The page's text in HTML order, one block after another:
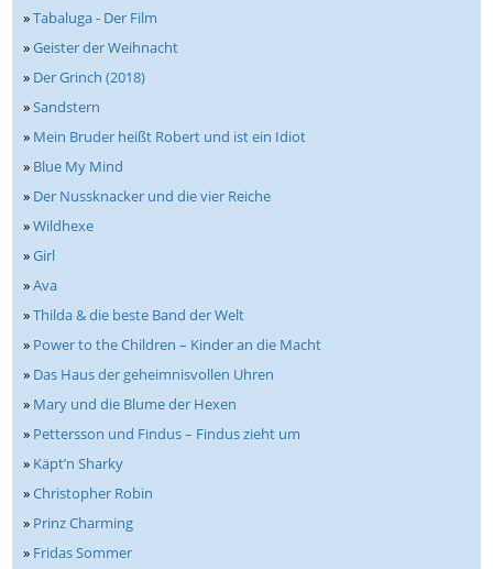
»Tabaluga - Der Film
»Geister der Weihnacht
» Der Grinch (2018)
»Sandstern
» Mein Bruder heißt Robert und ist ein Idiot
» Blue My Mind
» Der Nussknacker und die vier Reiche
»Wildhexe
»Girl
»Ava
»Thilda & die beste Band der Welt
» Power to the Children – Kinder an die Macht
» Das Haus der geheimnisvollen Uhren
» Mary und die Blume der Hexen
» Pettersson und Findus – Findus zieht um
» Käpt’n Sharky
»Christopher Robin
» Prinz Charming
» Fridas Sommer